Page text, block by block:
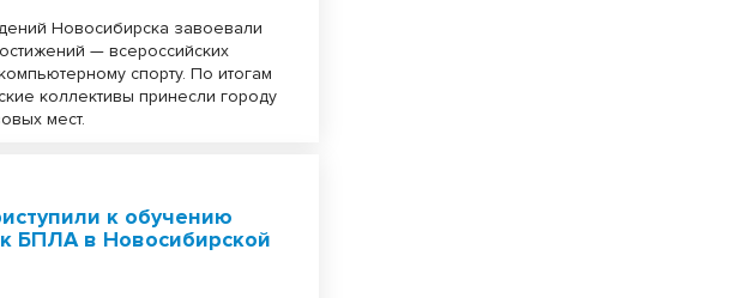
Новосибирска завоевали
— всероссийских
спорту. По итогам
коллективы принесли городу
мест.
к обучению
БПЛА в Новосибирской